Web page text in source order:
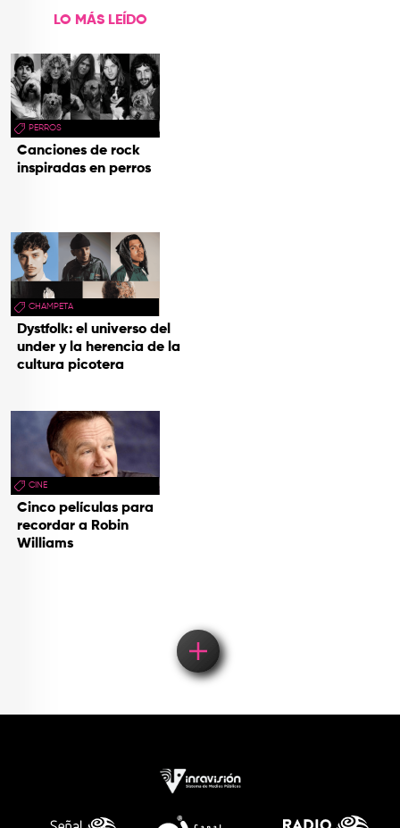
LO MÁS LEÍDO
PERROS
Canciones de rock
inspiradas en perros
CHAMPETA
Dystfolk: el universo del
under y la herencia de la
cultura picotera
CINE
Cinco películas para
recordar a Robin
Williams